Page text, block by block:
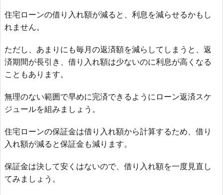
住宅ローンの借り入れ額が減ると、利息を減らせるかもし
れません。
ただし、あまりにも毎月の返済額を減らしてしまうと、返
済期間が長引き、借り入れ額は少ないのに利息が高くなる
こともあります。
無理のない範囲で早めに完済できるようにローン返済スケ
ジュールを組みましょう。
住宅ローンの保証金は借り入れ額から計算するため、借り
入れ額が減ると保証金も減ります。
保証金は決して安くはないので、借り入れ額を一度見直し
てみましょう。